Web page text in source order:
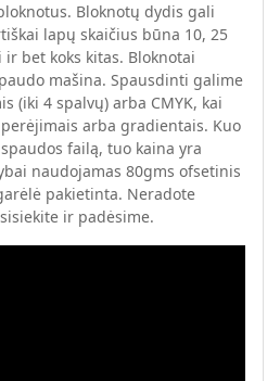
Bloknotų dydis gali
lapų skaičius būna 10, 25
bet koks kitas. Bloknotai
mašina. Spausdinti galime
(iki 4 spalvų) arba CMYK, kai
arba gradientais. Kuo
failą, tuo kaina yra
naudojamas 80gms ofsetinis
pakietinta. Neradote
ir padėsime.